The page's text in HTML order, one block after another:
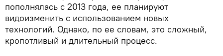
пополнялась с 2013 года, ее планируют
видоизменить с использованием новых
технологий. Однако, по ее словам, это сложный,
кропотливый и длительный процесс.